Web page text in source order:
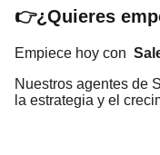
👉¿Quieres
Empiece hoy con
Nuestros agentes de
la estrategia y el